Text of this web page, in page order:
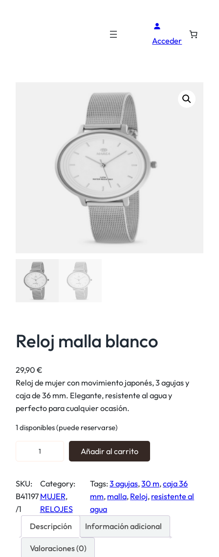
Acceder
Reloj malla blanco
29,90 €
Reloj de mujer con movimiento japonés, 3 agujas y
caja de 36 mm. Elegante, resistente al agua y
perfecto para cualquier ocasión.
1 disponibles (puede reservarse)
e
o
j
m
Añadir al carrito
SKU:
B41197
/1
Category:
MUJER ,
RELOJES
Tags:3 agujas, 30 m, caja 36
mm, malla, Reloj, resistente al
agua
Descripción
Información adicional
Valoraciones (0)